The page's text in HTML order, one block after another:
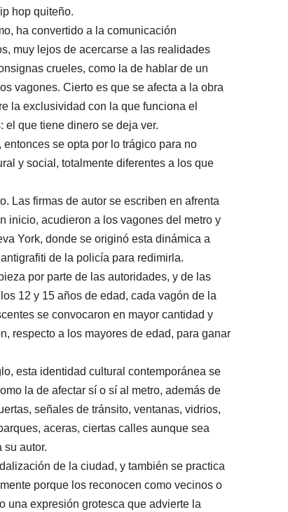
hop quiteño.
ha convertido a la comunicación
muy lejos de acercarse a las realidades
crueles, como la de hablar de un
vagones. Cierto es que se afecta a la obra
la exclusividad con la que funciona el
que tiene dinero se deja ver.
se opta por lo trágico para no
y social, totalmente diferentes a los que
Las firmas de autor se escriben en afrenta
inicio, acudieron a los vagones del metro y
York, donde se originó esta dinámica a
de la policía para redimirla.
por parte de las autoridades, y de las
12 y 15 años de edad, cada vagón de la
se convocaron en mayor cantidad y
respecto a los mayores de edad, para ganar
esta identidad cultural contemporánea se
la de afectar sí o sí al metro, además de
señales de tránsito, ventanas, vidrios,
aceras, ciertas calles aunque sea
su autor.
de la ciudad, y también se practica
porque los reconocen como vecinos o
una expresión grotesca que advierte la